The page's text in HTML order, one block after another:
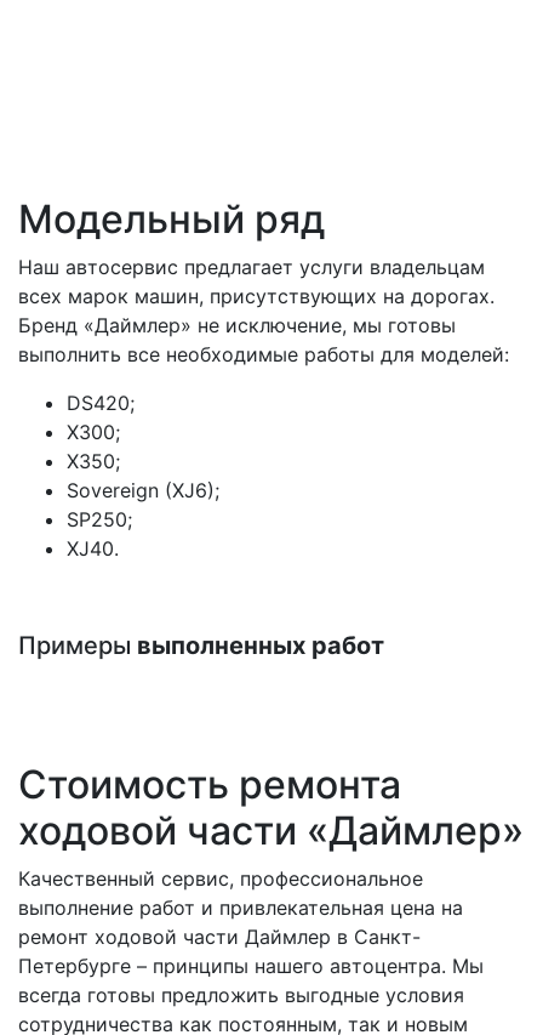
Модельный ряд
Наш автосервис предлагает услуги владельцам
всех марок машин, присутствующих на дорогах.
Бренд «Даймлер» не исключение, мы готовы
выполнить все необходимые работы для моделей:
DS420;
X300;
X350;
Sovereign (XJ6);
SP250;
XJ40.
Примеры выполненных работ
Стоимость ремонта
ходовой части «Даймлер»
Качественный сервис, профессиональное
выполнение работ и привлекательная цена на
ремонт ходовой части Даймлер в Санкт-
Петербурге – принципы нашего автоцентра. Мы
всегда готовы предложить выгодные условия
сотрудничества как постоянным, так и новым